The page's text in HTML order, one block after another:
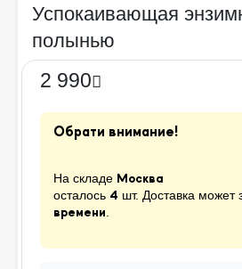
Успокаивающая
полынью
2 990
Обрати внимание!
На складе Москва
осталось 4 шт. Доставка может
времени